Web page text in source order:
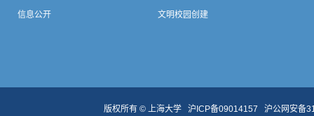
信息公开 文明校园创建
版权所有 © 上海大学 沪ICP备09014157
沪公网安备